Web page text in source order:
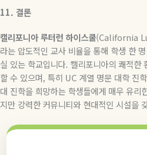
11. 결론
캘리포니아 루터런 하이스쿨(California
라는 압도적인 교사 비율을 통해 학생 한
실 있는 학교입니다. 캘리포니아의 쾌적한
할 수 있으며, 특히 UC 계열 명문 대학 진
대 진학을 희망하는 학생들에게 매우 유리
지만 강력한 커뮤니티와 현대적인 시설을